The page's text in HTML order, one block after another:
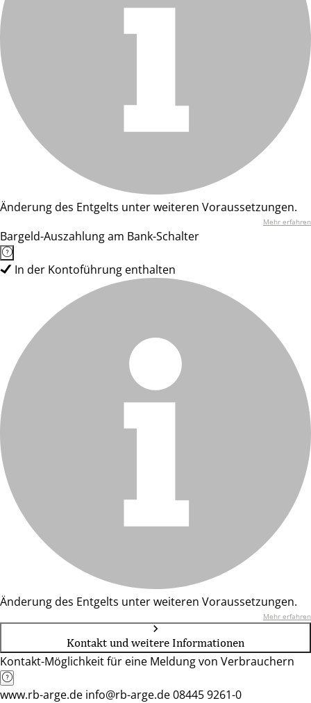
Änderung des Entgelts unter weiteren Voraussetzungen.
Mehr erfahren
Bargeld-Auszahlung am Bank-Schalter
In der Kontoführung enthalten
Änderung des Entgelts unter weiteren Voraussetzungen.
Mehr erfahren
Kontakt und weitere Informationen
Kontakt-Möglichkeit für eine Meldung von Verbrauchern
www.rb-arge.de info@rb-arge.de 08445 9261-0